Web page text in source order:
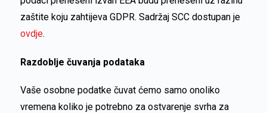
zaštite koju zahtijeva GDPR. Sadržaj SCC dostupan je
ovdje.
Razdoblje čuvanja podataka
Vaše osobne podatke čuvat ćemo samo onoliko
vremena koliko je potrebno za ostvarenje svrha za